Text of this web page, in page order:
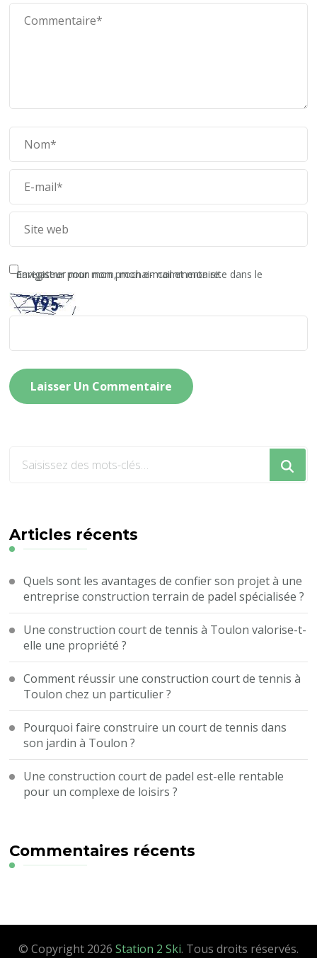
Enregistrer mon nom, mon e-mail et mon site dans le navigateur pour mon prochain commentaire.
?
Articles récents
Quels sont les avantages de confier son projet à une
entreprise construction terrain de padel spécialisée ?
Une construction court de tennis à Toulon valorise-t-
elle une propriété ?
Comment réussir une construction court de tennis à
Toulon chez un particulier ?
Pourquoi faire construire un court de tennis dans
son jardin à Toulon ?
Une construction court de padel est-elle rentable
pour un complexe de loisirs ?
Commentaires récents
© Copyright 2026 Station 2 Ski. Tous droits réservés.